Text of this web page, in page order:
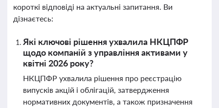
короткі відповіді на актуальні запитання. Ви
дізнаєтесь:
Які ключові рішення ухвалила НКЦПФР
щодо компаній з управління активами у
квітні 2026 року?
НКЦПФР ухвалила рішення про реєстрацію
випусків акцій і облігацій, затвердження
нормативних документів, а також призначення